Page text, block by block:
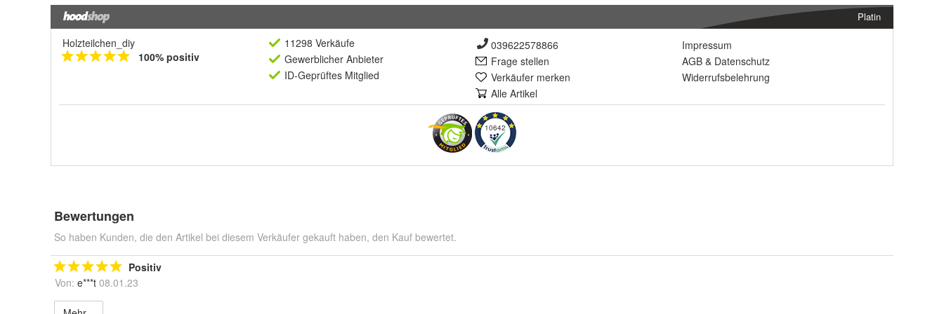
Platin
Holzteilchen_diy
100% positiv
11298 Verkäufe
Gewerblicher Anbieter
ID-Geprüftes Mitglied
039622578866
Frage stellen
Verkäufer merken
Alle Artikel
Impressum
AGB & Datenschutz
Widerrufsbelehrung
10642
Bewertungen
So haben Kunden, die den Artikel bei diesem Verkäufer gekauft haben, den Kauf bewertet.
Positiv
Von: e***t 08.01.23